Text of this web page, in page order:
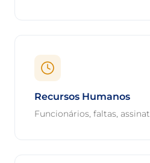
Recursos Humanos
Funcionários, faltas,